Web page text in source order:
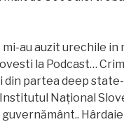
au auzit urechile in
la Podcast…
partea deep
Național
Hârdaie